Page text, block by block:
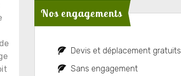
Nos engagements
Devis et déplacement gratuits
Sans engagement